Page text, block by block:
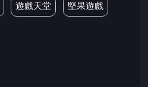
遊戲天堂 堅果遊戲